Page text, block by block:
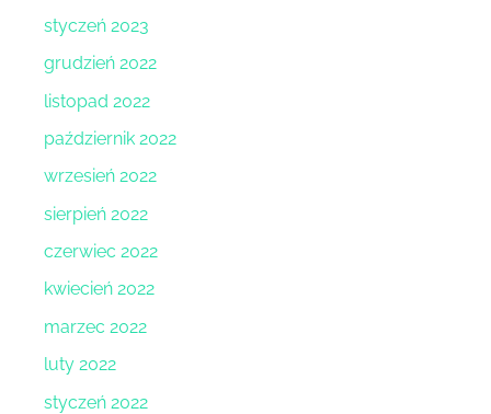
styczeń 2023
grudzień 2022
listopad 2022
październik 2022
wrzesień 2022
sierpień 2022
czerwiec 2022
kwiecień 2022
marzec 2022
luty 2022
styczeń 2022